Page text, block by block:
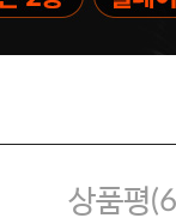
상품평(6